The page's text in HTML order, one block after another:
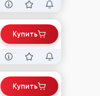
Купить
Купить